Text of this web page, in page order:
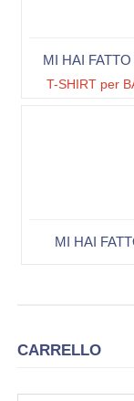
T-SHIRT per
MI HAI
CARRELLO